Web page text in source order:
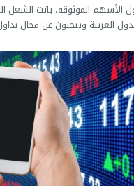
الأسهم الموثوقة، باتت الشغل
العربية ويبحثون عن مجال